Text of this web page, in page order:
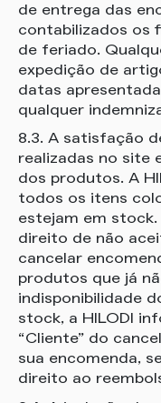
de entrega das
contabilizados os
de feriado.
expedição de
datas
qualquer
8.3. A satisfação
realizadas no site
dos produtos. A
todos os itens
estejam em stock.
direito de não
cancelar
produtos que já
indisponibilidade
stock, a HILODI
“Cliente” do
sua encomenda,
direito ao